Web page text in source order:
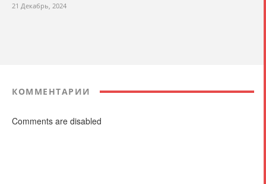
21 Декабрь, 2024
КОММЕНТАРИИ
Comments are disabled